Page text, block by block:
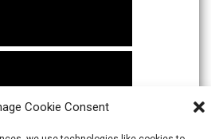
Cookie Consent